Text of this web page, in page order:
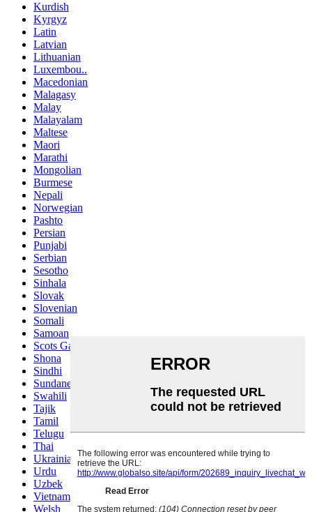
Kurdish
Kyrgyz
Latin
Latvian
Lithuanian
Luxembou..
Macedonian
Malagasy
Malay
Malayalam
Maltese
Maori
Marathi
Mongolian
Burmese
Nepali
Norwegian
Pashto
Persian
Punjabi
Serbian
Sesotho
Sinhala
Slovak
Slovenian
Somali
Samoan
Scots Gaelic
Shona
Sindhi
Sundanese
Swahili
Tajik
Tamil
Telugu
Thai
Ukrainian
Urdu
Uzbek
Vietnamese
Welsh